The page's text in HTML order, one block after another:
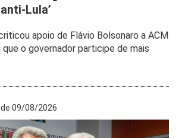
Lula’
apoio de Flávio Bolsonaro a ACM
o governador participe de mais
09/08/2026